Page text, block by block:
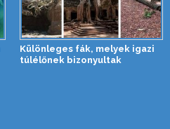
Különleges fák, melyek igazi
túlélőnek bizonyultak